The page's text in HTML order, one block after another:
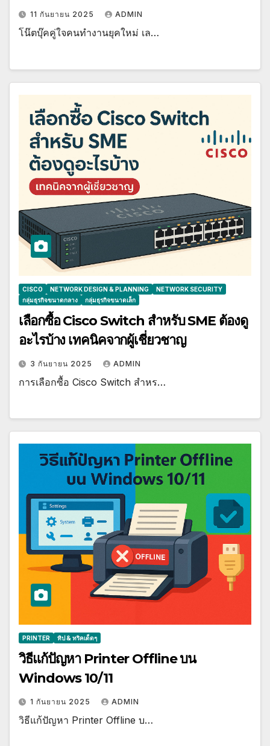
11 กันยายน 2025 ADMIN
โน๊ตบุ๊คคู่ใจคนทำงานยุคใหม่ เล…
CISCO NETWORK DESIGN & PLANNING
NETWORK SECURITY
กลุ่มธุรกิจขนาดกลาง
กลุ่มธุรกิจขนาดเล็ก
เลือกซื้อ Cisco Switch สำหรับ SME ต้องดู
อะไรบ้าง เทคนิคจากผู้เชี่ยวชาญ
3 กันยายน 2025 ADMIN
การเลือกซื้อ Cisco Switch สำหร…
PRINTER ทิป & ทริคเด็ดๆ
วิธีแก้ปัญหา Printer Offline บน
Windows 10/11
1 กันยายน 2025 ADMIN
วิธีแก้ปัญหา Printer Offline บ…